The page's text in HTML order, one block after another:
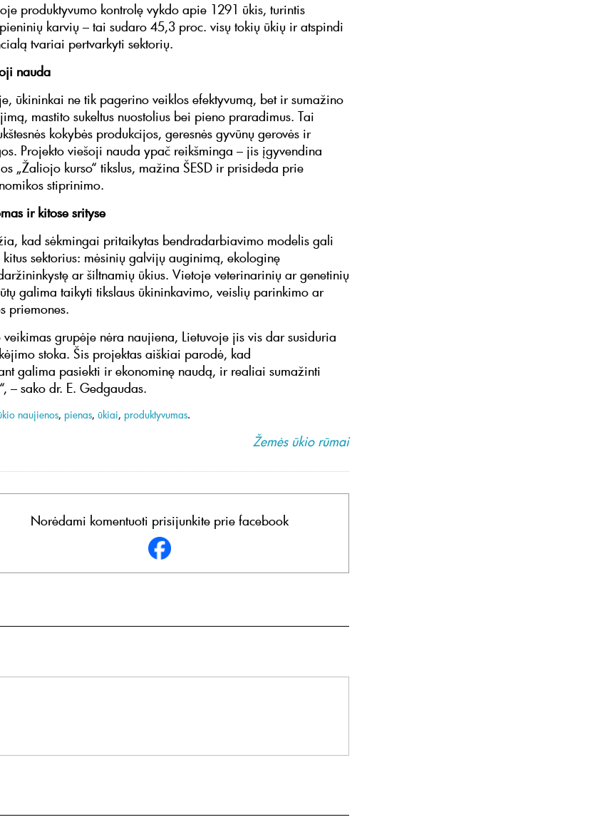
produktyvumo kontrolę vykdo apie 1291 ūkis, turintis
karvių – tai sudaro 45,3 proc. visų tokių ūkių ir atspindi
tvariai pertvarkyti sektorių.
nauda
ūkininkai ne tik pagerino veiklos efektyvumą, bet ir sumažino
mastito sukeltus nuostolius bei pieno praradimus. Tai
kokybės produkcijos, geresnės gyvūnų gerovės ir
Projekto viešoji nauda ypač reikšminga – jis įgyvendina
„Žaliojo kurso“ tikslus, mažina ŠESD ir prisideda prie
stiprinimo.
ir kitose srityse
kad sėkmingai pritaikytas bendradarbiavimo modelis gali
sektorius: mėsinių galvijų auginimą, ekologinę
ar šiltnamių ūkius. Vietoje veterinarinių ar genetinių
galima taikyti tikslaus ūkininkavimo, veislių parinkimo ar
priemones.
grupėje nėra naujiena, Lietuvoje jis vis dar susiduria
stoka. Šis projektas aiškiai parodė, kad
galima pasiekti ir ekonominę naudą, ir realiai sumažinti
– sako dr. E. Gedgaudas.
naujienos, pienas, ūkiai, produktyvumas.
Žemės ūkio rūmai
Norėdami komentuoti prisijunkite prie facebook